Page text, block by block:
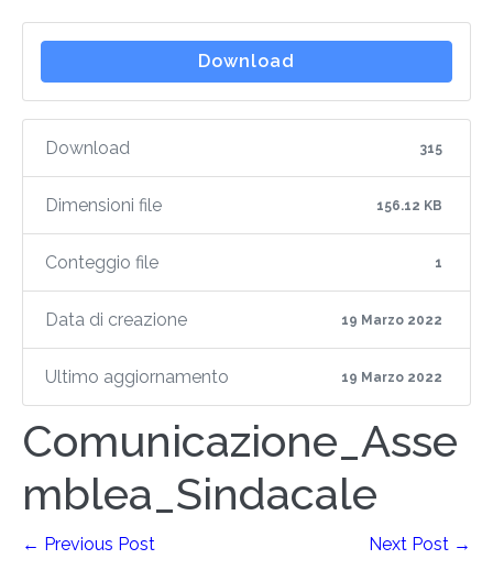
Download
Download 315
Dimensioni file 156.12 KB
Conteggio file 1
Data di creazione 19 Marzo 2022
Ultimo aggiornamento 19 Marzo 2022
Comunicazione_Asse
mblea_Sindacale
← Previous Post Next Post →